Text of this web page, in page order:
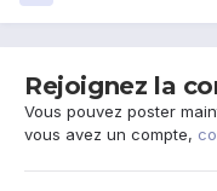
Rejoignez la
Vous pouvez poster
vous avez un compte,